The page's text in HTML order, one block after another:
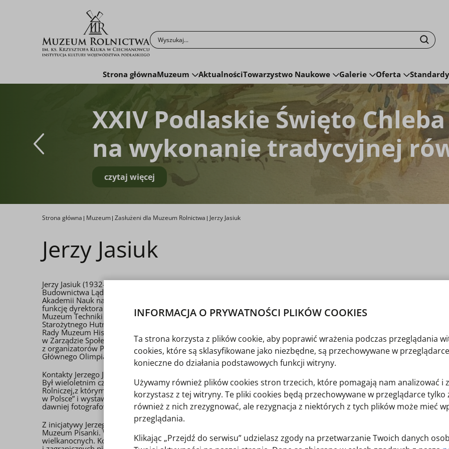
Po kliknięciu przycisku fraza zostanie wyszukana
Szukaj
Strona głównaMuzeum AktualnościTowarzystwo Naukowe Galerie Oferta
XXIV Podlaskie Święto
na wykonanie tradycyjnej
czytaj więcej
Strona główna Muzeum Zasłużeni dla Muzeum Rolnictwa Jerzy Jasiuk
Jerzy Jasiuk
Jerzy Jasiuk (1932-2016) - urodził się 4 kwietnia 1932 roku w Warszawie. Był absolwentem Wydziału
Budownictwa Lądowego Politechniki Warszawskiej oraz członkiem Stacji Naukowo-Badawczej Polskiej
Akademii Nauk na terenie budowy Pałacu Kultury i Nauki w Warszawie. W latach 1972–2013 piastował
funkcję dyrektora Muzeum Techniki NOT. Przyczynił się między innymi do powstania oddziałów terenowych
Muzeum Techniki NOT: Muzeum Zagłębia Staropolskiego w Sielpi, Kuźni Wodnej w Oliwie oraz Muzeum
Starożytnego Hutnictwa Świętokrzyskiego w Nowej Słupi. W latach 2001–2005 i 2005–2009 był członkiem
Rady Muzeum Historycznego m.st. Warszawy (obecnie Muzeum Warszawy). Jako członek pracował również
w Zarządzie Społecznego Komitetu Opieki nad Starymi Powązkami im. Jerzego Waldorffa. Był jednym
z organizatorów Polskiego Towarzystwa Historii Techniki oraz współzałożycielem i członkiem Komitetu
Głównego Olimpiady Wiedzy Technicznej. Pracował także jako wiceprezes Towarzystwa Kultury Technicznej.
Kontakty Jerzego Jasiuka z Muzeum Rolnictwa w Ciechanowcu rozpoczęły się we wczesnych latach 70. XX w.
Był wieloletnim członkiem Rady naszego muzeum. Szczególnie wspierał działalność Działu Techniki
Rolniczej,z którym wspólnie zorganizował kilka konferencji naukowych np. „Ochrona zabytków techniki
w Polsce” i wystaw czasowych, m. in. „Świat zabytkowych motocykli”, „Polskie radio – wczoraj i dziś”, „Jak się
dawniej fotografowało”.
Z inicjatywy Jerzego Jasiuka i jego żony prof. Ireny Stasiewicz-Jasiukowej powstała unikatowa ekspozycja pn.
Muzeum Pisanki. W 2004 roku przekazali oni do naszej placówki kolekcję ponad 1200 pisanek
wielkanocnych. Kolekcja jest ciągle uzupełniana o nowe obiekty i obecnie liczy prawie 2300 sztuk polskich
INFORMACJA O PRYWATNOŚCI PLIKÓW COOKIES
Ta strona korzysta z plików cookie, aby poprawić wrażenia podczas przeglądania
cookies, które są sklasyfikowane jako niezbędne, są przechowywane w
konieczne do działania podstawowych funkcji witryny.
Używamy również plików cookies stron trzecich, które pomagają nam analizować i
korzystasz z tej witryny. Te pliki cookies będą przechowywane w przeglądarce tylko
również z nich zrezygnować, ale rezygnacja z niektórych z tych plików może mieć
przeglądania.
Klikając „Przejdź do serwisu” udzielasz zgody na przetwarzanie Twoich danych